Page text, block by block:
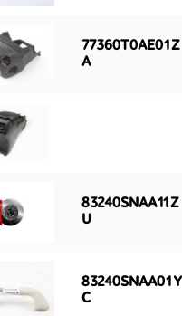
77360T0AE01Z
A
83240SNAA11Z
U
83240SNAA01Y
C